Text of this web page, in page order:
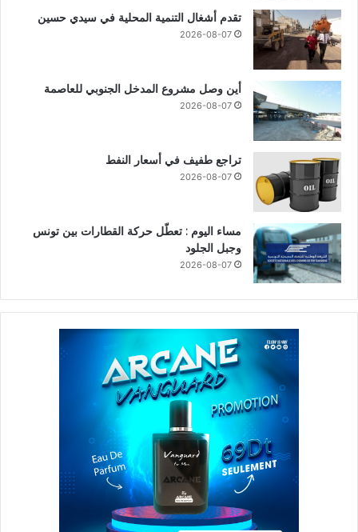
تقدم أشغال التنمية المحلية في سيدي حسين
2026-08-07
أين وصل مشروع المدخل الجنوبي للعاصمة
2026-08-07
تراجع طفيف في أسعار النفط
2026-08-07
مساء اليوم : تعطّل حركة القطارات بين تونس
وجبل الجلود
2026-08-07